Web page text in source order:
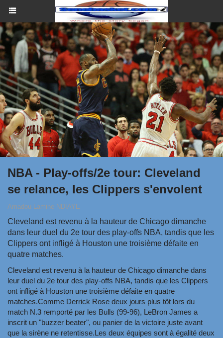
NBA - Play-offs/2e tour: Cleveland
se relance, les Clippers s'envolent
Amadou Lamine NDIAYE
Cleveland est revenu à la hauteur de Chicago dimanche
dans leur duel du 2e tour des play-offs NBA, tandis que les
Clippers ont infligé à Houston une troisième défaite en
quatre matches.
Cleveland est revenu à la hauteur de Chicago dimanche dans
leur duel du 2e tour des play-offs NBA, tandis que les Clippers
ont infligé à Houston une troisième défaite en quatre
matches.Comme Derrick Rose deux jours plus tôt lors du
match N.3 remporté par les Bulls (99-96), LeBron James a
inscrit un "buzzer beater", ou panier de la victoire juste avant
que la sirène ne retentisse.Les deux équipes sont à égalité deux